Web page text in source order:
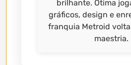
brilhante. Ótima
gráficos, design e
franquia Metroid
maestria.